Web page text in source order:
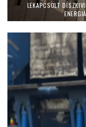
LEKAPCSOLT